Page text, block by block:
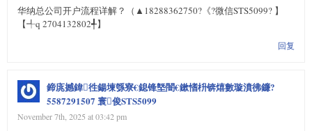
华纳总公司开户流程详解？（▲18288362750?《?微信STS5099? 】
【╃q 2704132802╃】
回复
鍗庣撼鍏徃鍚堜綔寮€鎴锋墍闇€鏉愭枡锛熺數璇濆彿鐮?
5587291507 寰俊STS5099
November 7th, 2025 at 03:42 pm